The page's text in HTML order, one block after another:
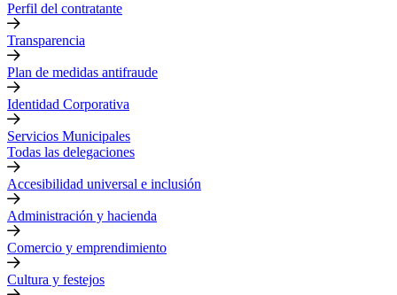
Perfil del contratante
Transparencia
Plan de medidas antifraude
Identidad Corporativa
Servicios Municipales
Todas las delegaciones
Accesibilidad universal e inclusión
Administración y hacienda
Comercio y emprendimiento
Cultura y festejos